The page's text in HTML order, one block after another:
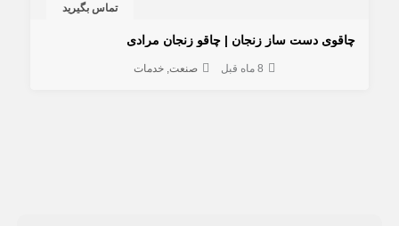
تماس بگیرید
چاقوی دست ساز زنجان | چاقو زنجان مرادی
8 ماه قبل صنعت خدمات